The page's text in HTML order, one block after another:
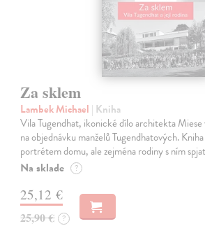
Za sklem
Lambek Michael | Kniha
Vila Tugendhat, ikonické dílo architekta Miese
na objednávku manželů Tugendhatových.
portrétem domu, ale zejména rodiny s ním
Na sklade ?
25,12 €
25,90 € ?